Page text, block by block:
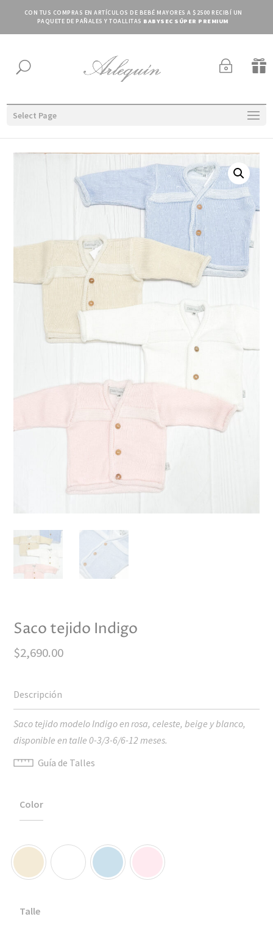
CON TUS COMPRAS EN ARTÍCULOS DE BEBÉ MAYORES A $2500 RECIBÍ UN
PAQUETE DE PAÑALES Y TOALLITAS BABYSEC SÚPER PREMIUM
U ~ 
Select Page
Saco tejido Indigo
$2,690.00
Saco tejido modelo Indigo en rosa, celeste, beige y blanco,
disponible en talle 0-3/3-6/6-12 meses.
Guía de Talles
Color
Talle